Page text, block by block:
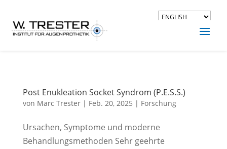
Post Enukleation Socket Syndrom (P.E.S.S.)
von Marc Trester| Feb. 20, 2025 | Forschung
Ursachen, Symptome und moderne
Behandlungsmethoden Sehr geehrte